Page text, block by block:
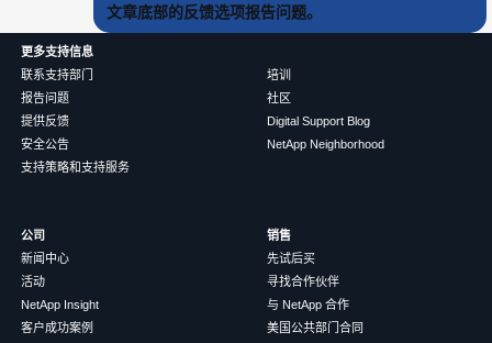
文章底部的反馈选项报告问题。
更多支持信息
联系支持部门
报告问题
提供反馈
安全公告
支持策略和支持服务
培训
社区
Digital Support Blog
NetApp Neighborhood
公司
新闻中心
活动
NetApp Insight
客户成功案例
销售
先试后买
寻找合作伙伴
与 NetApp 合作
美国公共部门合同